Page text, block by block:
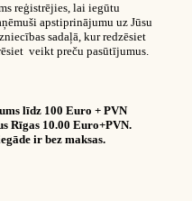
reģistrējies, lai iegūtu
apstiprinājumu uz Jūsu
sadaļā, kur redzēsiet
veikt preču pasūtījumus.
līdz 100 Euro + PVN
Rīgas 10.00 Euro+PVN.
ir bez maksas.